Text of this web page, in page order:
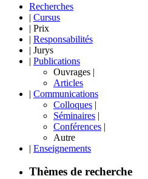
Recherches
| Cursus
| Prix
| Responsabilités
| Jurys
| Publications
Ouvrages |
Articles
| Communications
Colloques |
Séminaires |
Conférences |
Autre
| Enseignements
Thèmes de recherche